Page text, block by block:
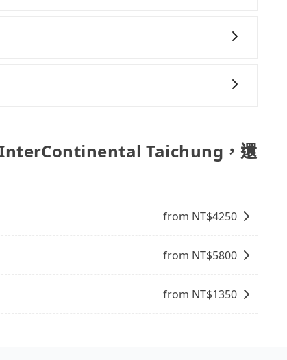
車，就一定是違法。
相反。tripool不僅有嚴密的篩選機制，定期淘汰
或者轉單給其他車行的情況比同行更低，如此便
，一般來說越早預訂價格越優，且保證前一天中
中勤美洲際酒店 InterContinental Taichung，
InterContinental Taichung，還
from NT$4250
from NT$5800
from NT$1350